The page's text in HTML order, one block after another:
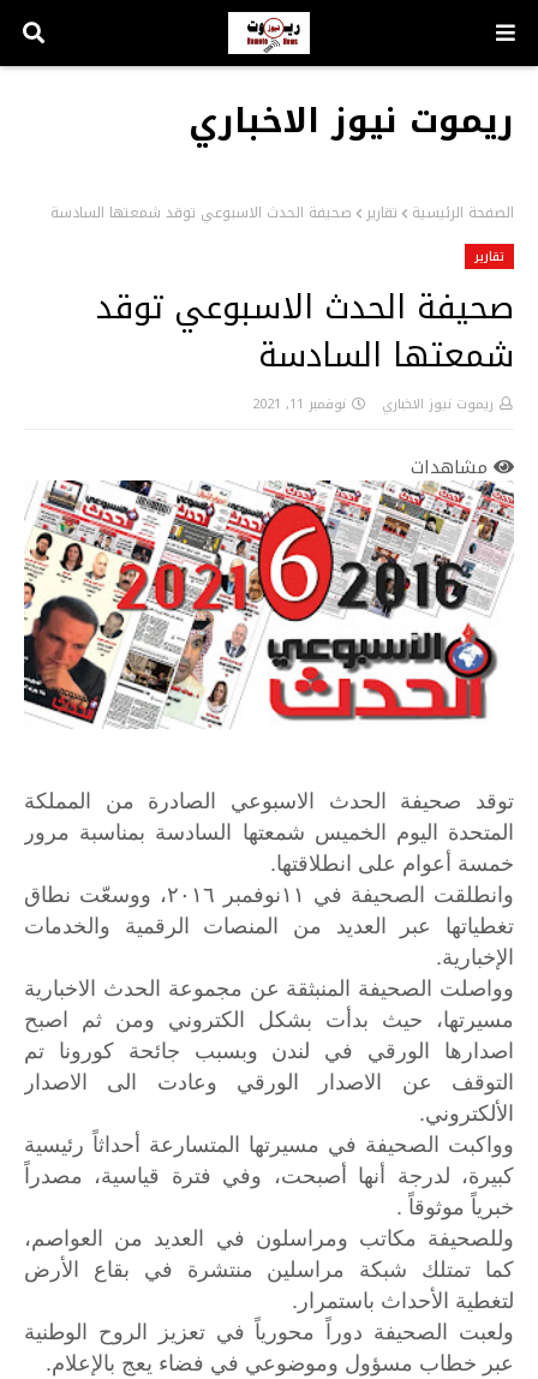
ريموت نيوز الاخباري
الصفحة الرئيسية تقارير صحيفة الحدث الاسبوعي توقد شمعتها السادسة
تقارير
صحيفة الحدث الاسبوعي توقد
شمعتها السادسة
ريموت نيوز الاخباري نوفمبر 11, 2021
مشاهدات
توقد صحيفة الحدث الاسبوعي الصادرة من المملكة
المتحدة اليوم الخميس شمعتها السادسة بمناسبة مرور
خمسة أعوام على انطلاقتها.
وانطلقت الصحيفة في ١١نوفمبر ٢٠١٦، ووسعّت نطاق
تغطياتها عبر العديد من المنصات الرقمية والخدمات
الإخبارية.
وواصلت الصحيفة المنبثقة عن مجموعة الحدث الاخبارية
مسيرتها، حيث بدأت بشكل الكتروني ومن ثم اصبح
اصدارها الورقي في لندن وبسبب جائحة كورونا تم
التوقف عن الاصدار الورقي وعادت الى الاصدار
الألكتروني.
وواكبت الصحيفة في مسيرتها المتسارعة أحداثاً رئيسية
كبيرة، لدرجة أنها أصبحت، وفي فترة قياسية، مصدراً
خبرياً موثوقاً .
وللصحيفة مكاتب ومراسلون في العديد من العواصم،
كما تمتلك شبكة مراسلين منتشرة في بقاع الأرض
لتغطية الأحداث باستمرار.
ولعبت الصحيفة دوراً محورياً في تعزيز الروح الوطنية
عبر خطاب مسؤول وموضوعي في فضاء يعج بالإعلام.